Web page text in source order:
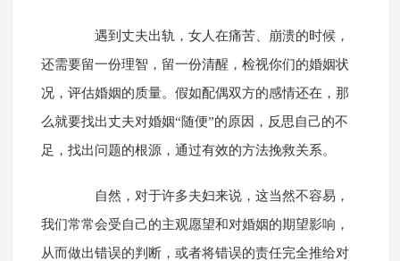
遇到丈夫出轨，女人在痛苦、崩溃的时候，
还需要留一份理智，留一份清醒，检视你们的婚姻状
况，评估婚姻的质量。假如配偶双方的感情还在，那
么就要找出丈夫对婚姻“随便”的原因，反思自己的不
足，找出问题的根源，通过有效的方法挽救关系。
自然，对于许多夫妇来说，这当然不容易，
我们常常会受自己的主观愿望和对婚姻的期望影响，
从而做出错误的判断，或者将错误的责任完全推给对